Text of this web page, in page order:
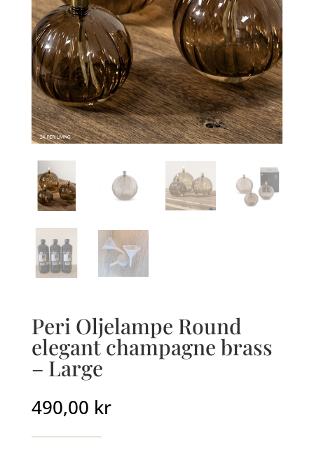
Peri Oljelampe Round
elegant champagne brass
– Large
490,00 kr